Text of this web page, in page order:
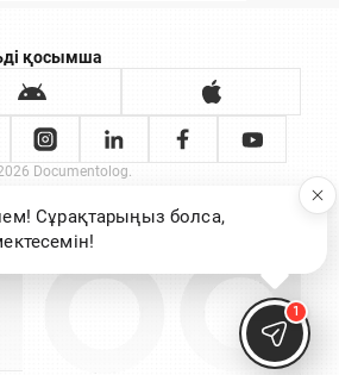
қосымша
Documentolog.
Сұрақтарыңыз болса,
1